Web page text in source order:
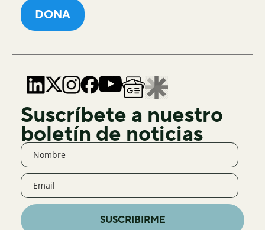
DONA
Suscríbete a nuestro
boletín de noticias
SUSCRIBIRME